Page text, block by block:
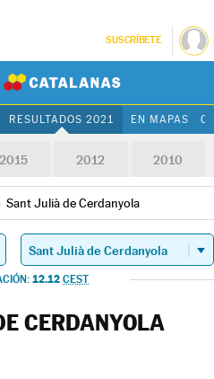
SUSCRÍBETE
RESULTADOS 2021 EN MAPAS
2015 2012 2010
Sant Julià de Cerdanyola
12.12 CEST
CERDANYOLA